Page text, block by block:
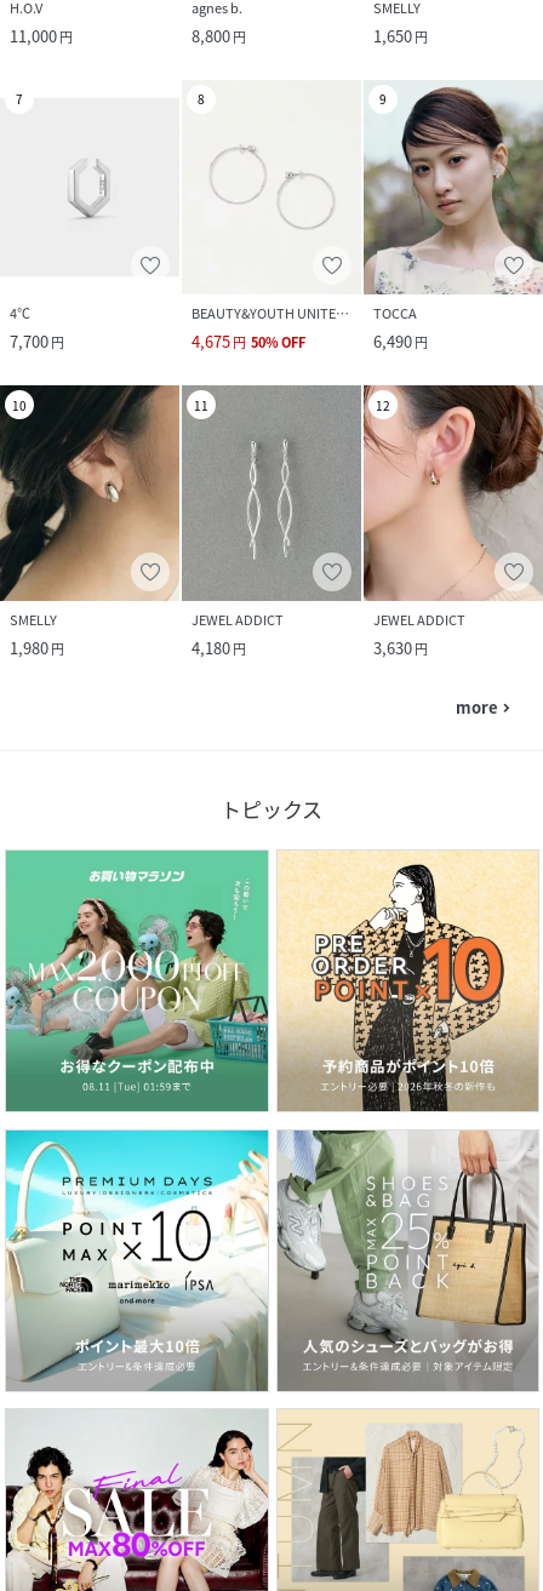
H.O.V
11,000円
agnes b.
8,800円
SMELLY
1,650円
7
4℃
7,700円
8
BEAUTY&YOUTH UNITED ARROWS
4,675円 50%OFF
9
TOCCA
6,490円
10
SMELLY
1,980円
11
JEWEL ADDICT
4,180円
12
JEWEL ADDICT
3,630円
more navigate_next
トピックス